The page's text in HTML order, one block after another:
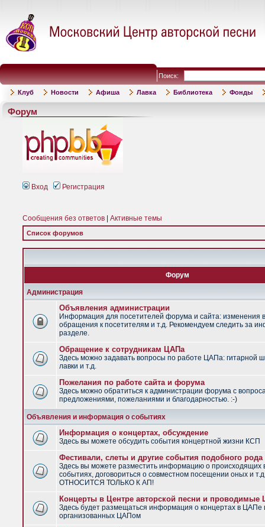
Поиск:
Клуб Новости Афиша Лавка Библиотека Фонды
Форум
Вход Регистрация
Сообщения без ответов Активные темы
Список форумов
Форум
Администрация
Объявления администрации
Информация для посетителей форума и сайта: изменения
обращения к посетителям и т.д. Рекомендуем следить за
разделе.
Обращение к сотрудникам ЦАПа
Здесь можно задавать вопросы по работе ЦАПа: гитарной
лавки и т.д.
Пожелания по работе сайта и форума
Здесь можно обратиться к администрации форума с
предложениями, пожеланиями и благодарностью. :-)
Объявления и информация о событиях
Информация о концертах, обсуждение
Здесь вы можете обсудить события концертной жизни КСП
Фестивали, слеты и другие события подобного рода
Здесь вы можете разместить информацию о
событиях, договориться о совместном посещении оных и
ОТНОСИТСЯ ТОЛЬКО К АП!
Концерты в Центре авторской песни и
Здесь будет размещаться информация о концертах в ЦАПе
организованных ЦАПом